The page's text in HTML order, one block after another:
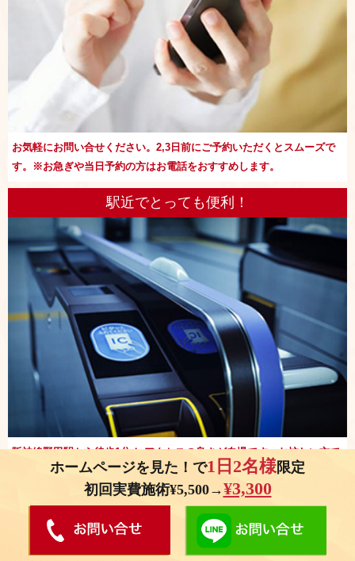
お気軽にお問い合せください。2,3日前にご予約いただくとスムーズで
す。※お急ぎや当日予約の方はお電話をおすすめします。
駅近でとっても便利！
阪神線野田駅から徒歩1分！ アクセスの良さが自慢です。お忙しい方で
も気軽に受診していただけます。
キッズルーム・ベビーベッド完備 !
ホームページを見た！で1日2名様限定
初回実費施術¥5,500→¥3,300